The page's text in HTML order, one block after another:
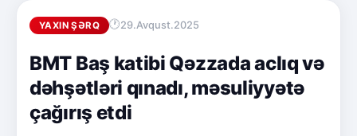
YAXIN ŞƏRQ 29.Avqust.2025
BMT Baş katibi Qəzzada aclıq və
dəhşətləri qınadı, məsuliyyətə
çağırış etdi